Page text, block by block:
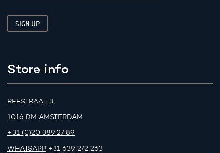
Store info
REESTRAAT 3
1016 DM AMSTERDAM
+31 (0)20 389 27 89
WHATSAPP +31 639 272 263